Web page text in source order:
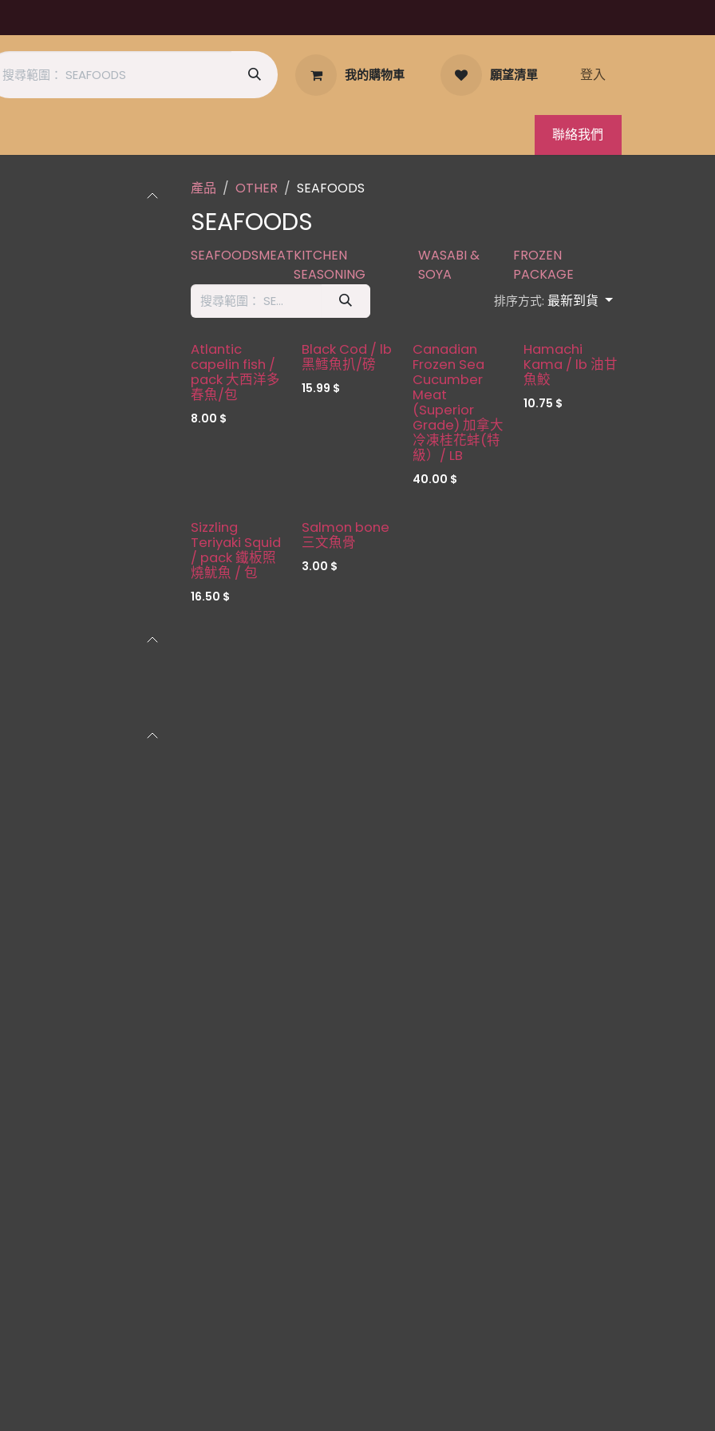
我的購物車 願望清單 登入
聯絡我們
產品 OTHER SEAFOODS
SEAFOODS
SEAFOODSMEATKITCHEN
SEASONING
WASABI &
SOYA
FROZEN
PACKAGE
排序方式: 最新到貨
Restocked
Atlantic
capelin fish /
pack 大西洋多
春魚/包
8.00 $
缺貨
Black Cod / lb
黑鱈魚扒/磅
15.99 $ Restocked
Canadian
Frozen Sea
Cucumber
Meat
(Superior
Grade) 加拿大
冷凍桂花蚌(特
級）/ LB
40.00 $
Hamachi
Kama / lb 油甘
魚鮫
10.75 $
Sizzling
Teriyaki Squid
/ pack 鐵板照
燒魷魚 / 包
16.50 $
Salmon bone
三文魚骨
3.00 $